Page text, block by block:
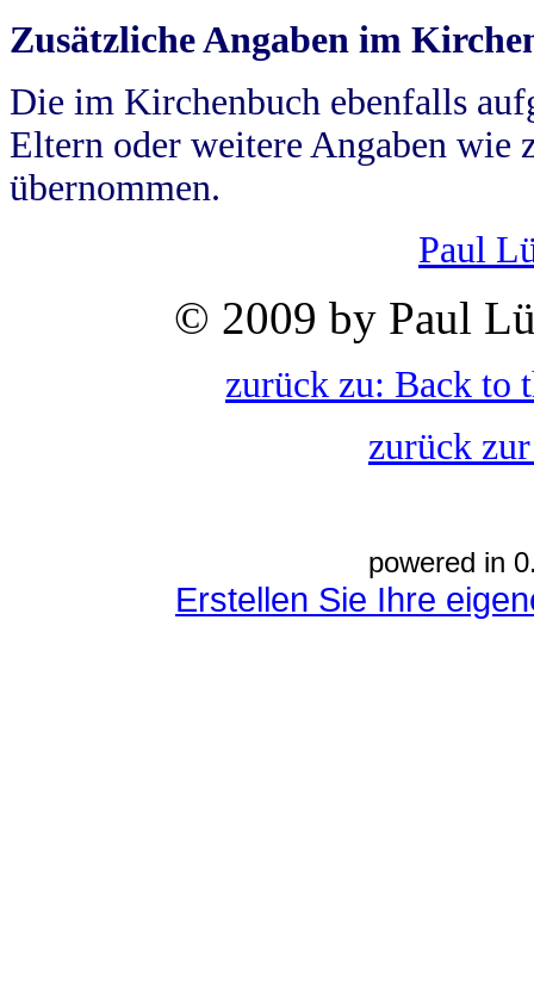
Zusätzliche Angaben im
Die im Kirchenbuch ebenfalls
Eltern oder weitere Angaben wie
übernommen.
Paul
© 2009 by Paul
zurück zu: Back to
zurück
powered in
Erstellen Sie Ihre